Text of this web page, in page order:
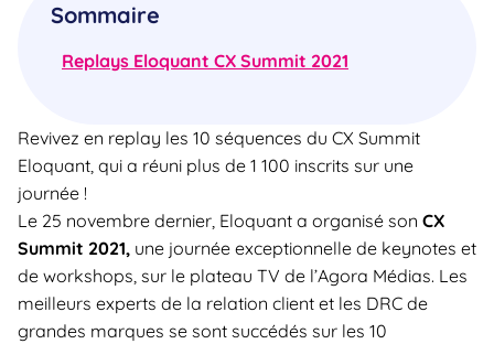
Sommaire
Replays Eloquant CX Summit 2021
Revivez en replay les 10 séquences du CX Summit
Eloquant, qui a réuni plus de 1 100 inscrits sur une
journée !
Le 25 novembre dernier, Eloquant a organisé son CX
Summit 2021, une journée exceptionnelle de keynotes et
de workshops, sur le plateau TV de l’Agora Médias. Les
meilleurs experts de la relation client et les DRC de
grandes marques se sont succédés sur les 10